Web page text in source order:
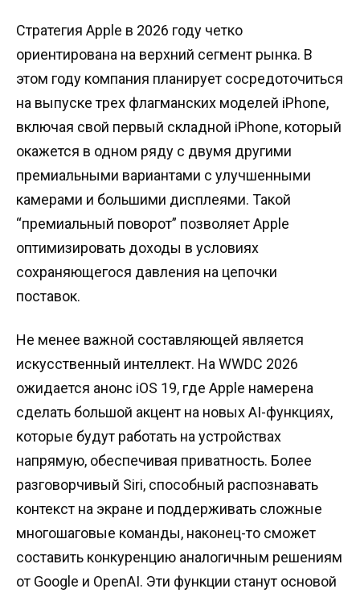
Стратегия Apple в 2026 году четко
ориентирована на верхний сегмент рынка. В
этом году компания планирует сосредоточиться
на выпуске трех флагманских моделей iPhone,
включая свой первый складной iPhone, который
окажется в одном ряду с двумя другими
премиальными вариантами с улучшенными
камерами и большими дисплеями. Такой
“премиальный поворот” позволяет Apple
оптимизировать доходы в условиях
сохраняющегося давления на цепочки
поставок.
Не менее важной составляющей является
искусственный интеллект. На WWDC 2026
ожидается анонс iOS 19, где Apple намерена
сделать большой акцент на новых AI-функциях,
которые будут работать на устройствах
напрямую, обеспечивая приватность. Более
разговорчивый Siri, способный распознавать
контекст на экране и поддерживать сложные
многошаговые команды, наконец-то сможет
составить конкуренцию аналогичным решениям
от Google и OpenAI. Эти функции станут основой